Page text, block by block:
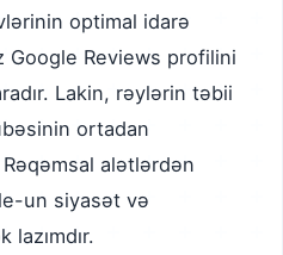
optimal idarə
Google Reviews profilini
Lakin, rəylərin təbii
ortadan
Rəqəmsal alətlərdən
un siyasət və
lazımdır.